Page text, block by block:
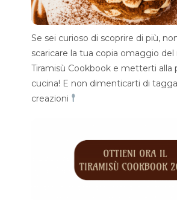
Se sei curioso di scoprire di più,
scaricare la tua copia omaggio del
Tiramisù Cookbook e metterti alla
cucina! E non dimenticarti di
creazioni